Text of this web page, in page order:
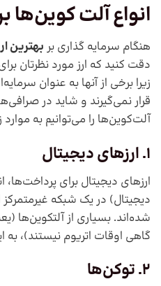
انواع آلت کوین‌ها
هنگام سرمایه گذاری بر بهترین
دقت کنید که ارز مورد نظرتان
زیرا برخی از آنها به عنوان
قرار نمی‌گیرند و شاید در
آلت‌کوین‌ها را می‌توانیم به موارد
1. ارزهای دیجیتال
ارزهای دیجیتال برای
دیجیتال) در یک شبکه غیرمتمرکز
شده‌اند. بسیاری از آلتکوین‌ها
گاهی اوقات اتریوم نیستند)،
2. توکن‌ها